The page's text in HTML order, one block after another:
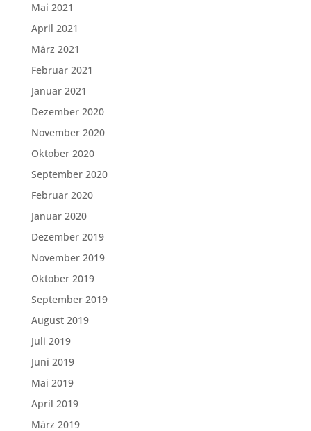
Mai 2021
April 2021
März 2021
Februar 2021
Januar 2021
Dezember 2020
November 2020
Oktober 2020
September 2020
Februar 2020
Januar 2020
Dezember 2019
November 2019
Oktober 2019
September 2019
August 2019
Juli 2019
Juni 2019
Mai 2019
April 2019
März 2019